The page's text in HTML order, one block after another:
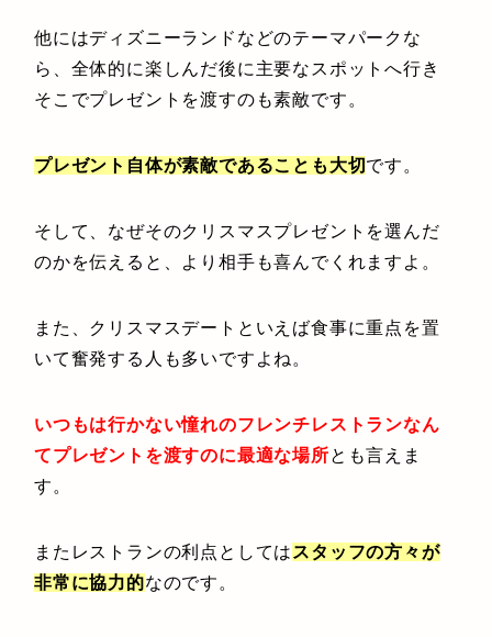
他にはディズニーランドなどのテーマパークな
ら、全体的に楽しんだ後に主要なスポットへ行き
そこでプレゼントを渡すのも素敵です。
プレゼント自体が素敵であることも大切です。
そして、なぜそのクリスマスプレゼントを選んだ
のかを伝えると、より相手も喜んでくれますよ。
また、クリスマスデートといえば食事に重点を置
いて奮発する人も多いですよね。
いつもは行かない憧れのフレンチレストランなん
てプレゼントを渡すのに最適な場所とも言えま
す。
またレストランの利点としては スタッフの方々が
非常に協力的なのです。